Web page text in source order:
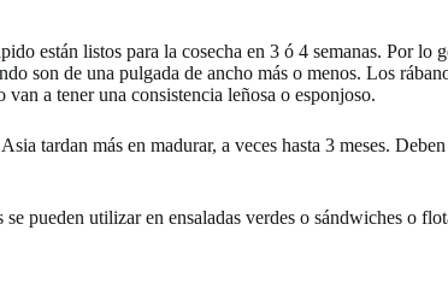
están listos para la cosecha en 3 ó 4 semanas. Por lo
son de una pulgada de ancho más o menos. Los
a tener una consistencia leñosa o esponjoso.
tardan más en madurar, a veces hasta 3 meses.
se pueden utilizar en ensaladas verdes o sándwiches o